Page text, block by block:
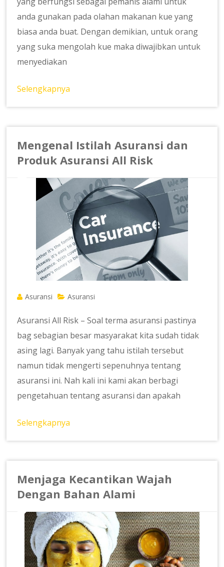
anda gunakan pada olahan makanan kue yang
biasa anda buat. Dengan demikian, untuk orang
yang suka mengolah kue maka diwajibkan untuk
menyediakan
Selengkapnya
Mengenal Istilah Asuransi dan
Produk Asuransi All Risk
Asuransi Asuransi
Asuransi All Risk – Soal terma asuransi pastinya
bag sebagian besar masyarakat kita sudah tidak
asing lagi. Banyak yang tahu istilah tersebut
namun tidak mengerti sepenuhnya tentang
asuransi ini. Nah kali ini kami akan berbagi
pengetahuan tentang asuransi dan apakah
Selengkapnya
Menjaga Kecantikan Wajah
Dengan Bahan Alami